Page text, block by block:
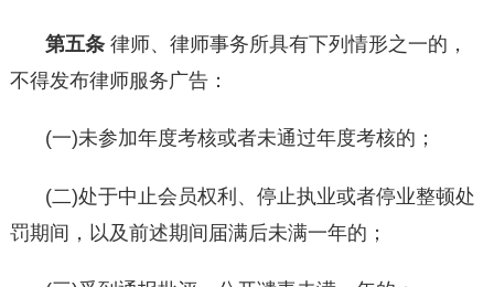
第五条 律师、律师事务所具有下列情形之一的，
不得发布律师服务广告：
(一)未参加年度考核或者未通过年度考核的；
(二)处于中止会员权利、停止执业或者停业整顿处
罚期间，以及前述期间届满后未满一年的；